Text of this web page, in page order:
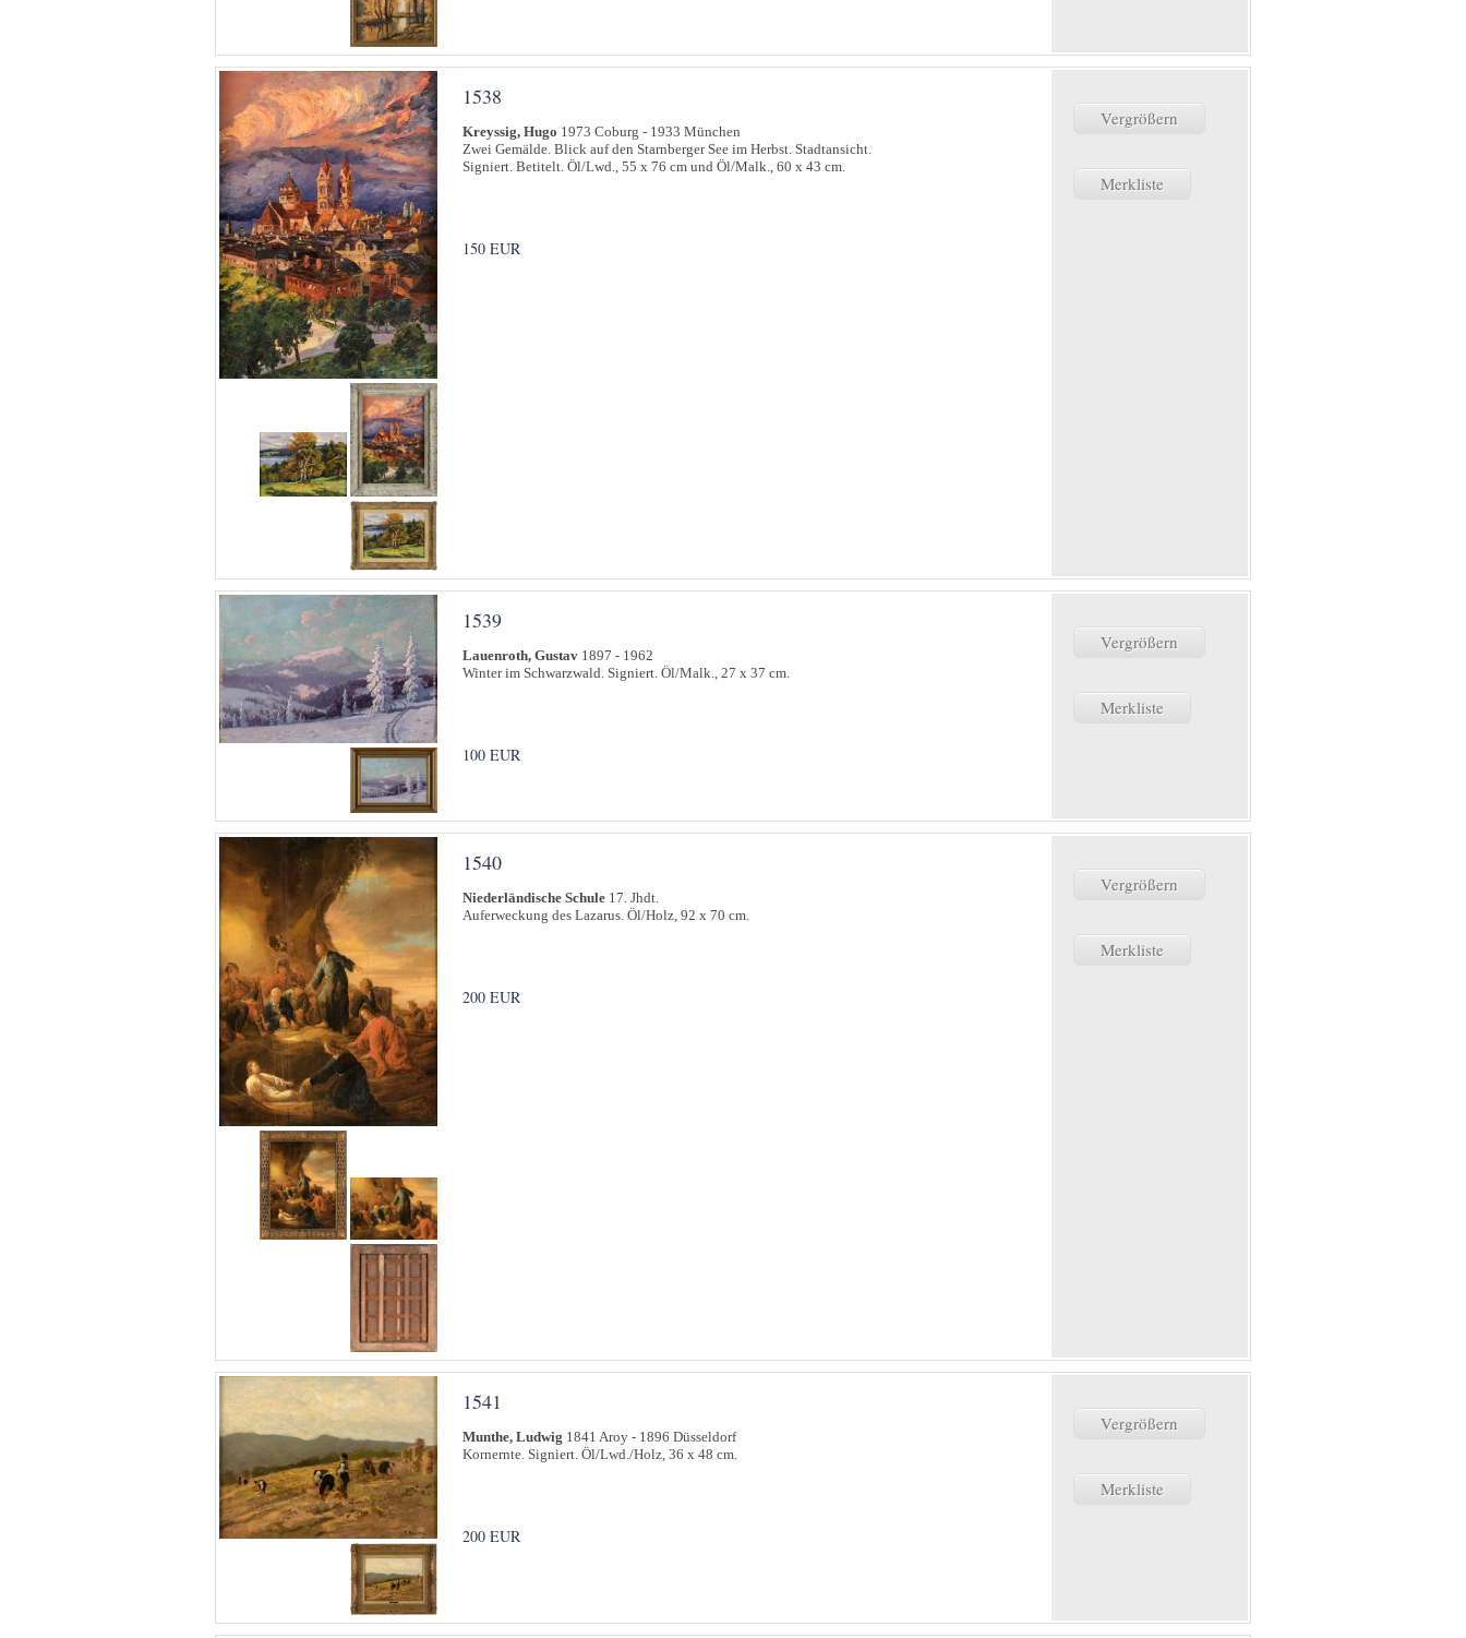
1538
Kreyssig, Hugo 1973 Coburg - 1933 München
Zwei Gemälde. Blick auf den Starnberger See im Herbst. Stadtansicht.
Signiert. Betitelt. Öl/Lwd., 55 x 76 cm und Öl/Malk., 60 x 43 cm.
150 EUR
Vergrößern
Merkliste
1539
Lauenroth, Gustav 1897 - 1962
Winter im Schwarzwald. Signiert. Öl/Malk., 27 x 37 cm.
100 EUR
Vergrößern
Merkliste
1540
Niederländische Schule 17. Jhdt.
Auferweckung des Lazarus. Öl/Holz, 92 x 70 cm.
200 EUR
Vergrößern
Merkliste
1541
Munthe, Ludwig 1841 Aroy - 1896 Düsseldorf
Kornernte. Signiert. Öl/Lwd./Holz, 36 x 48 cm.
200 EUR
Vergrößern
Merkliste